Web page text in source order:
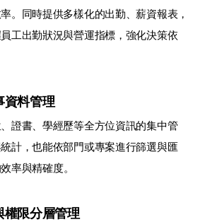
。同時提供多樣化的出勤、薪資報表，
工出勤狀況與營運指標，強化決策依
資料管理
證書、學經歷等全方位資訊的集中管
計，也能依部門或專案進行篩選與匯
率與精確度。
權限分層管理